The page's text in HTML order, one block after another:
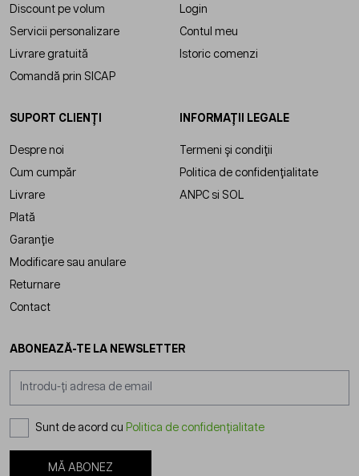
Discount pe volum
Servicii personalizare
Livrare gratuită
Comandă prin SICAP
Login
Contul meu
Istoric comenzi
SUPORT CLIENȚI
Despre noi
Cum cumpăr
Livrare
Plată
Garanție
Modificare sau anulare
Returnare
Contact
INFORMAȚII LEGALE
Termeni și condiții
Politica de confidențialitate
ANPC si SOL
ABONEAZĂ-TE LA NEWSLETTER
Sunt de acord cu Politica de confidențialitate
MĂ ABONEZ